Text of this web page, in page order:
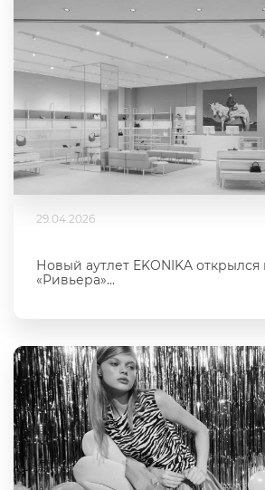
29.04.2026
Новый аутлет EKONIKA открылся
«Ривьера»...